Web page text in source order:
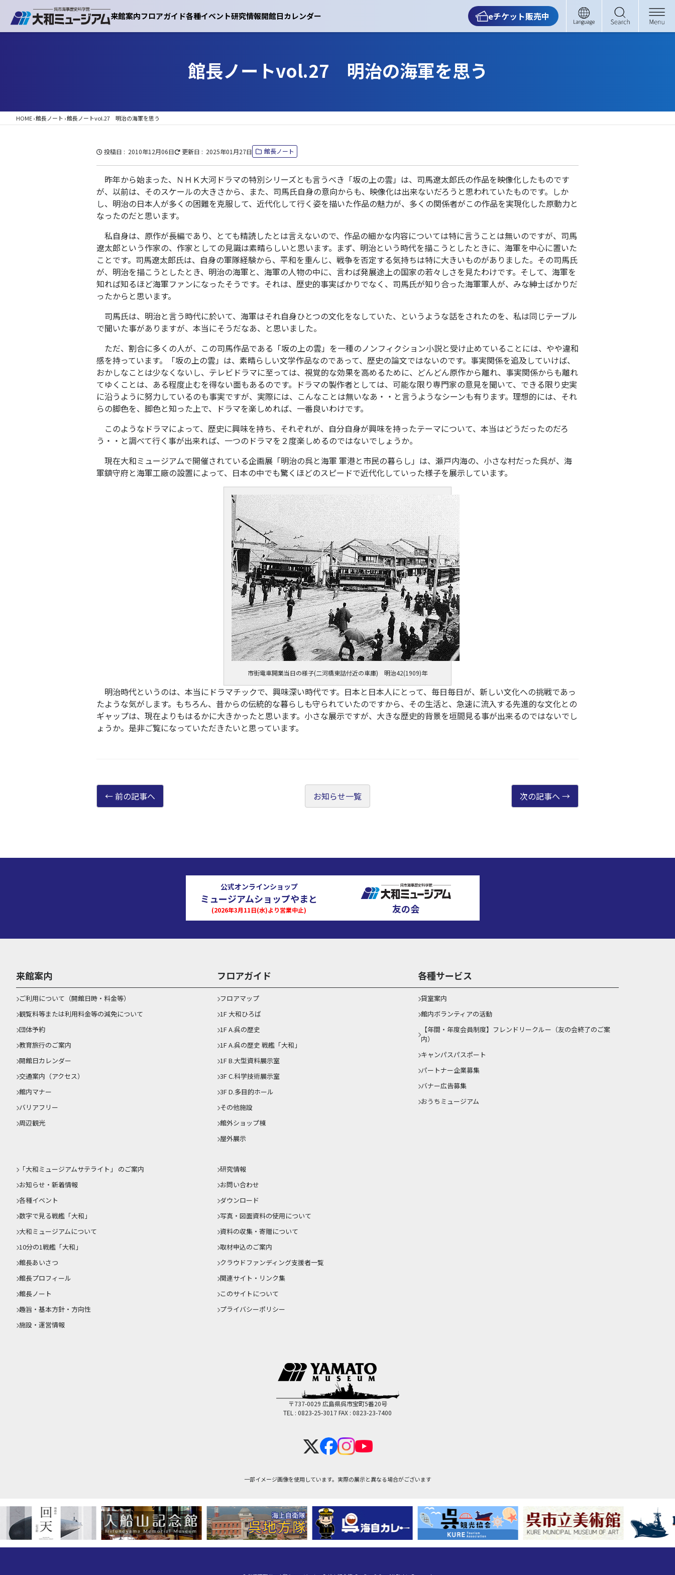
来館案内フロアガイド各種イベント研究情報開館日カレンダー eチケット販売中
館長ノートvol.27 明治の海軍を思う
HOME›館長ノート ›館長ノートvol.27 明治の海軍を思う
投稿日 2010年12月06日 更新日 2025年01月27日 館長ノート
昨年から始まった、ＮＨＫ大河ドラマの特別シリーズとも言うべき「坂の上の雲」は、司馬遼太郎氏の作品を映像化したものです
が、以前は、そのスケールの大きさから、また、司馬氏自身の意向からも、映像化は出来ないだろうと思われていたものです。しか
し、明治の日本人が多くの困難を克服して、近代化して行く姿を描いた作品の魅力が、多くの関係者がこの作品を実現化した原動力と
なったのだと思います。
私自身は、原作が長編であり、とても精読したとは言えないので、作品の細かな内容については特に言うことは無いのですが、司馬
遼太郎という作家の、作家としての見識は素晴らしいと思います。まず、明治という時代を描こうとしたときに、海軍を中心に置いた
ことです。司馬遼太郎氏は、自身の軍隊経験から、平和を重んじ、戦争を否定する気持ちは特に大きいものがありました。その司馬氏
が、明治を描こうとしたとき、明治の海軍と、海軍の人物の中に、言わば発展途上の国家の若々しさを見たわけです。そして、海軍を
知れば知るほど海軍ファンになったそうです。それは、歴史的事実ばかりでなく、司馬氏が知り合った海軍軍人が、みな紳士ばかりだ
ったからと思います。
司馬氏は、明治と言う時代に於いて、海軍はそれ自身ひとつの文化をなしていた、というような話をされたのを、私は同じテーブル
で聞いた事がありますが、本当にそうだなあ、と思いました。
ただ、割合に多くの人が、この司馬作品である「坂の上の雲」を一種のノンフィクション小説と受け止めていることには、やや違和
感を持っています。「坂の上の雲」は、素晴らしい文学作品なのであって、歴史の論文ではないのです。事実関係を追及していけば、
おかしなことは少なくないし、テレビドラマに至っては、視覚的な効果を高めるために、どんどん原作から離れ、事実関係からも離れ
てゆくことは、ある程度止むを得ない面もあるのです。ドラマの製作者としては、可能な限り専門家の意見を聞いて、できる限り史実
に沿うように努力しているのも事実ですが、実際には、こんなことは無いなあ・・と言うようなシーンも有ります。理想的には、それ
らの脚色を、脚色と知った上で、ドラマを楽しめれば、一番良いわけです。
このようなドラマによって、歴史に興味を持ち、それぞれが、自分自身が興味を持ったテーマについて、本当はどうだったのだろ
う・・と調べて行く事が出来れば、一つのドラマを２度楽しめるのではないでしょうか。
現在大和ミュージアムで開催されている企画展「明治の呉と海軍 軍港と市民の暮らし」は、瀬戸内海の、小さな村だった呉が、海
軍鎮守府と海軍工廠の設置によって、日本の中でも驚くほどのスピードで近代化していった様子を展示しています。
市街電車開業当日の様子(二河橋東詰付近の車庫) 明治42(1909)年
明治時代というのは、本当にドラマチックで、興味深い時代です。日本と日本人にとって、毎日毎日が、新しい文化への挑戦であっ
たような気がします。もちろん、昔からの伝統的な暮らしも守られていたのですから、その生活と、急速に流入する先進的な文化との
ギャップは、現在よりもはるかに大きかったと思います。小さな展示ですが、大きな歴史的背景を垣間見る事が出来るのではないでし
ょうか。是非ご覧になっていただきたいと思っています。
前の記事へ お知らせ一覧 次の記事へ
公式オンラインショップ
ミュージアムショップやまと
(2026年3月11日(水)より営業中止) 友の会
来館案内
ご利用について（開館日時・料金等）
観覧料等または利用料金等の減免について
団体予約
教育旅行のご案内
開館日カレンダー
交通案内（アクセス）
館内マナー
バリアフリー
周辺観光
フロアガイド
フロアマップ
1F 大和ひろば
1F A.呉の歴史
1F A.呉の歴史 戦艦「大和」
1F B.大型資料展示室
3F C.科学技術展示室
3F D.多目的ホール
その他施設
館外ショップ棟
屋外展示
各種サービス
貸室案内
館内ボランティアの活動
【年間・年度会員制度】フレンドリークルー（友の会終了のご案
内）
キャンパスパスポート
パートナー企業募集
バナー広告募集
おうちミュージアム
「大和ミュージアムサテライト」 のご案内
お知らせ・新着情報
各種イベント
数字で見る戦艦「大和」
大和ミュージアムについて
10分の1戦艦「大和」
館長あいさつ
館長プロフィール
館長ノート
趣旨・基本方針・方向性
施設・運営情報
研究情報
お問い合わせ
ダウンロード
写真・図面資料の使用について
資料の収集・寄贈について
取材申込のご案内
クラウドファンディング支援者一覧
関連サイト・リンク集
このサイトについて
プライバシーポリシー
〒737-0029 広島県呉市宝町5番20号
TEL : 0823-25-3017FAX : 0823-23-7400
一部イメージ画像を使用しています。実際の展示と異なる場合がございます